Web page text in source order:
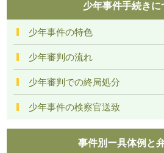
少年事件手続きに
少年事件の特色
少年審判の流れ
少年審判での終局処分
少年事件の検察官送致
事件別ー具体例と